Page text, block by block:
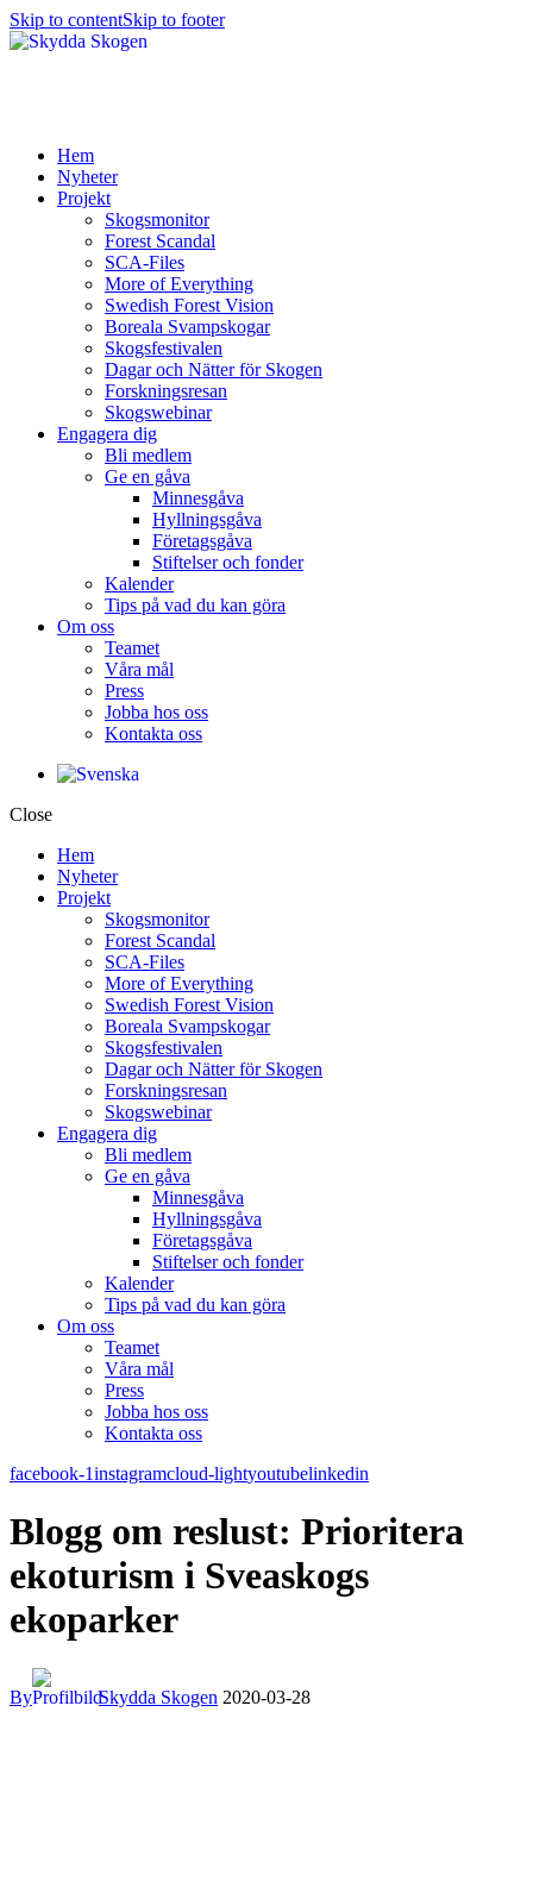
Skip to contentSkip to footer
Hem
Nyheter
Projekt
Skogsmonitor
Forest Scandal
SCA-Files
More of Everything
Swedish Forest Vision
Boreala Svampskogar
Skogsfestivalen
Dagar och Nätter för Skogen
Forskningsresan
Skogswebinar
Engagera dig
Bli medlem
Ge en gåva
Minnesgåva
Hyllningsgåva
Företagsgåva
Stiftelser och fonder
Kalender
Tips på vad du kan göra
Om oss
Teamet
Våra mål​
Press
Jobba hos oss
Kontakta oss
Close
Hem
Nyheter
Projekt
Skogsmonitor
Forest Scandal
SCA-Files
More of Everything
Swedish Forest Vision
Boreala Svampskogar
Skogsfestivalen
Dagar och Nätter för Skogen
Forskningsresan
Skogswebinar
Engagera dig
Bli medlem
Ge en gåva
Minnesgåva
Hyllningsgåva
Företagsgåva
Stiftelser och fonder
Kalender
Tips på vad du kan göra
Om oss
Teamet
Våra mål​
Press
Jobba hos oss
Kontakta oss
facebook-1instagramcloud-lightyoutubelinkedin
Blogg om reslust: Prioritera
ekoturism i Sveaskogs
ekoparker
By Skydda Skogen 2020-03-28